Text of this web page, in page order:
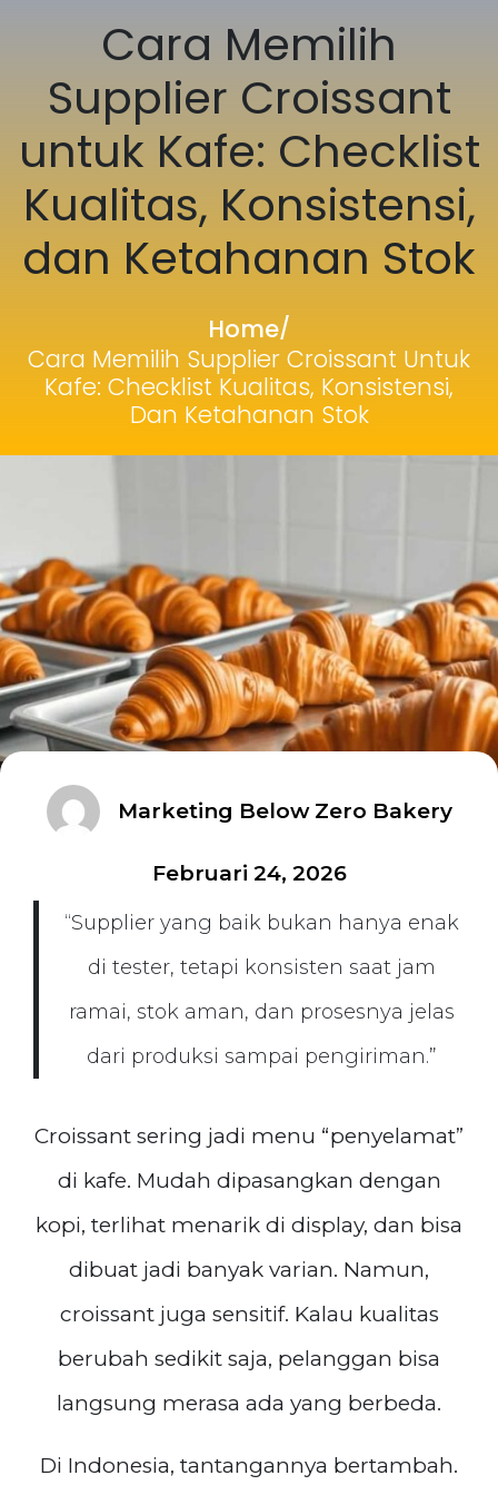
Cara Memilih
Supplier Croissant
untuk Kafe: Checklist
Kualitas, Konsistensi,
dan Ketahanan Stok
Home/
Cara Memilih Supplier Croissant Untuk
Kafe: Checklist Kualitas, Konsistensi,
Dan Ketahanan Stok
Marketing Below Zero Bakery
Februari 24, 2026
“Supplier yang baik bukan hanya enak
di tester, tetapi konsisten saat jam
ramai, stok aman, dan prosesnya jelas
dari produksi sampai pengiriman.”
Croissant sering jadi menu “penyelamat”
di kafe. Mudah dipasangkan dengan
kopi, terlihat menarik di display, dan bisa
dibuat jadi banyak varian. Namun,
croissant juga sensitif. Kalau kualitas
berubah sedikit saja, pelanggan bisa
langsung merasa ada yang berbeda.
Di Indonesia, tantangannya bertambah.